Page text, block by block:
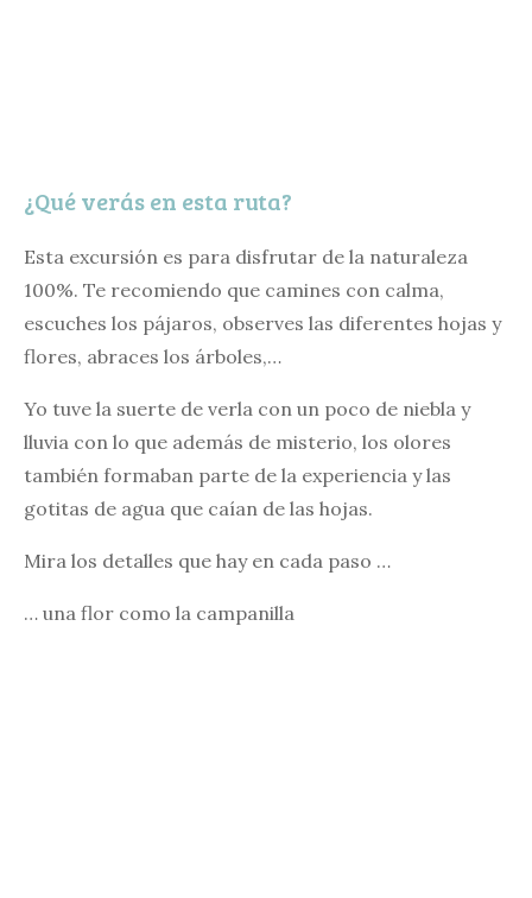
¿Qué verás en esta ruta?
Esta excursión es para disfrutar de la naturaleza
100%. Te recomiendo que camines con calma,
escuches los pájaros, observes las diferentes hojas y
flores, abraces los árboles,…
Yo tuve la suerte de verla con un poco de niebla y
lluvia con lo que además de misterio, los olores
también formaban parte de la experiencia y las
gotitas de agua que caían de las hojas.
Mira los detalles que hay en cada paso …
… una flor como la campanilla